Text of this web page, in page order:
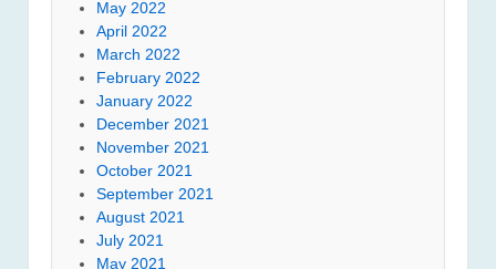
May 2022
April 2022
March 2022
February 2022
January 2022
December 2021
November 2021
October 2021
September 2021
August 2021
July 2021
May 2021